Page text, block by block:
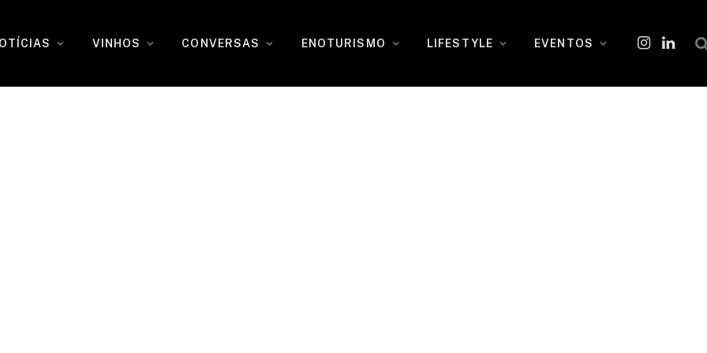
VINHOS CONVERSAS ENOTURISMO LIFESTYLE EVENTOS
Instagram
O